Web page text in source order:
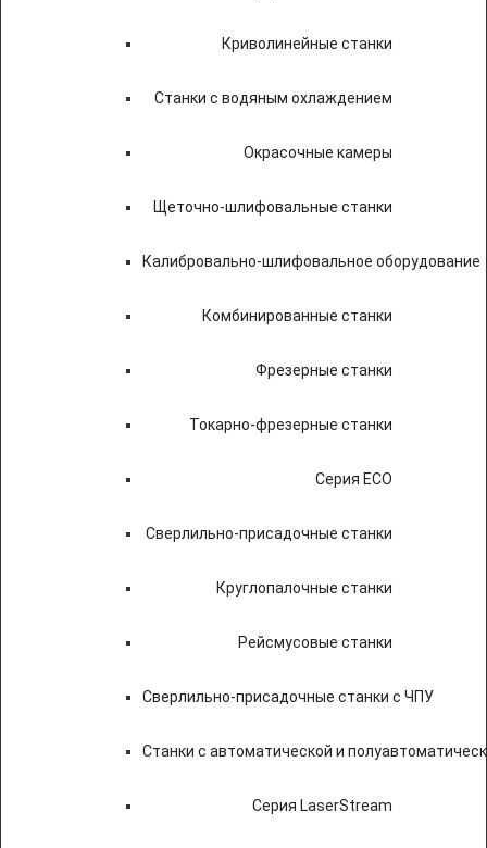
Криволинейные станки
Станки с водяным охлаждением
Окрасочные камеры
Щеточно-шлифовальные станки
Калибровально-шлифовальное оборудование
Комбинированные станки
Фрезерные станки
Токарно-фрезерные станки
Серия ECO
Сверлильно-присадочные станки
Круглопалочные станки
Рейсмусовые станки
Сверлильно-присадочные станки с ЧПУ
Станки с автоматической и
Серия LaserStream